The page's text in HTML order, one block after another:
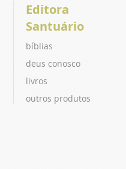
Editora
Santuário
bíblias
deus conosco
livros
outros produtos